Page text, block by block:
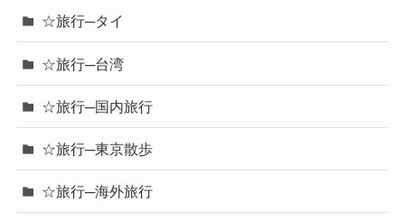
☆旅行─タイ
☆旅行─台湾
☆旅行─国内旅行
☆旅行─東京散歩
☆旅行─海外旅行